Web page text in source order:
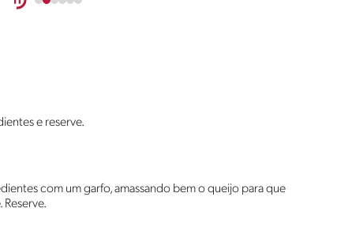
e reserve.
com um garfo, amassando bem o queijo para que
Reserve.